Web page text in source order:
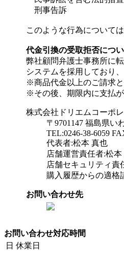
刑事告訴
このような行為について
代金引換の受取拒否につ
弊社顧問弁護士事務所に
システムを採用しており
※商品代金以上のご請求
※その後、期限内に支払
株式会社ドリエムコーポ
〒9701147 福島県い
TEL:0246-38-6059
代表者:松本 真也
店舗運営責任者:松本
店舗セキュリティ責
購入履歴からの適格
お問い合わせ先
お問い合わせ対応時間
日 休業日